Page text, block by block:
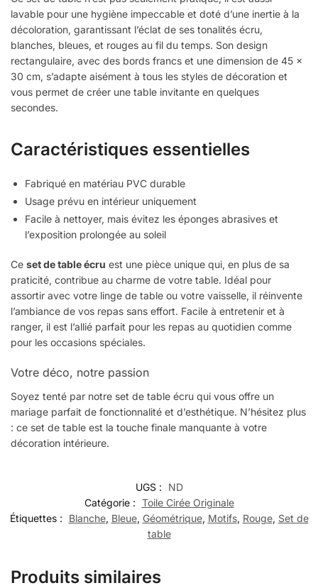
lavable pour une hygiène impeccable et doté d’une inertie à la
décoloration, garantissant l’éclat de ses tonalités écru,
blanches, bleues, et rouges au fil du temps. Son design
rectangulaire, avec des bords francs et une dimension de 45 x
30 cm, s’adapte aisément à tous les styles de décoration et
vous permet de créer une table invitante en quelques
secondes.
Caractéristiques essentielles
Fabriqué en matériau PVC durable
Usage prévu en intérieur uniquement
Facile à nettoyer, mais évitez les éponges abrasives et
l’exposition prolongée au soleil
Ce set de table écru est une pièce unique qui, en plus de sa
praticité, contribue au charme de votre table. Idéal pour
assortir avec votre linge de table ou votre vaisselle, il réinvente
l’ambiance de vos repas sans effort. Facile à entretenir et à
ranger, il est l’allié parfait pour les repas au quotidien comme
pour les occasions spéciales.
Votre déco, notre passion
Soyez tenté par notre set de table écru qui vous offre un
mariage parfait de fonctionnalité et d’esthétique. N’hésitez plus
: ce set de table est la touche finale manquante à votre
décoration intérieure.
UGS :
ND
Catégorie : Toile Cirée Originale
Étiquettes :
Blanche, Bleue, Géométrique, Motifs, Rouge, Set de
table
Produits similaires